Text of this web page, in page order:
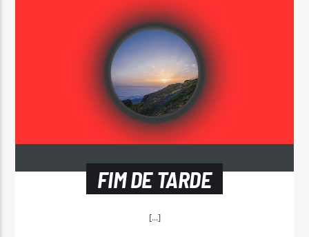
FIM DE TARDE
[...]